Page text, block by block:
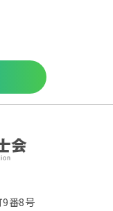
番8号